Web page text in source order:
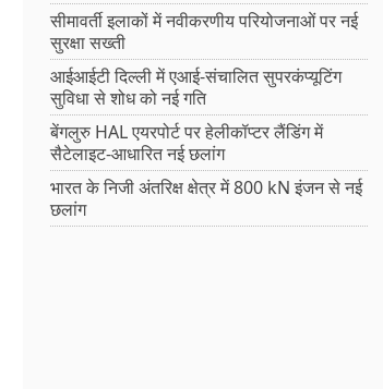
सीमावर्ती इलाकों में नवीकरणीय परियोजनाओं पर नई
सुरक्षा सख्ती
आईआईटी दिल्ली में एआई-संचालित सुपरकंप्यूटिंग
सुविधा से शोध को नई गति
बेंगलुरु HAL एयरपोर्ट पर हेलीकॉप्टर लैंडिंग में
सैटेलाइट-आधारित नई छलांग
भारत के निजी अंतरिक्ष क्षेत्र में 800 kN इंजन से नई
छलांग